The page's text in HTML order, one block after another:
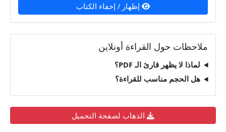
إظهار / إخفاء الكتاب
ملاحظات حول القراءة أونلاين
لماذا لا يظهر قارئ الـ PDF؟
هل الحجم مناسب للقراءة؟
الذهاب لصفحة التحميل